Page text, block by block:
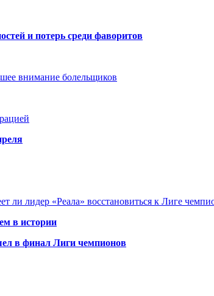
и потерь среди фаворитов
внимание болельщиков
ли лидер «Реала» восстановиться к Лиге
в истории
в финал Лиги чемпионов